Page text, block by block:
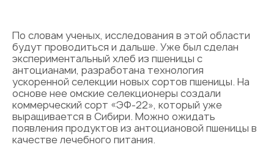
По словам ученых, исследования в этой области
будут проводиться и дальше. Уже был сделан
экспериментальный хлеб из пшеницы с
антоцианами, разработана технология
ускоренной селекции новых сортов пшеницы. На
основе нее омские селекционеры создали
коммерческий сорт «ЭФ-22», который уже
выращивается в Сибири. Можно ожидать
появления продуктов из антоциановой пшеницы в
качестве лечебного питания.